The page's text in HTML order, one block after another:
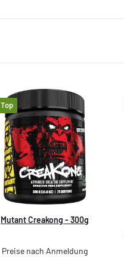
Top
Mutant Creakong - 300g
Preise nach Anmeldung